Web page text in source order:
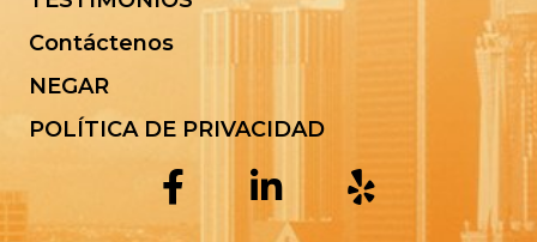
Contáctenos
NEGAR
POLÍTICA DE PRIVACIDAD